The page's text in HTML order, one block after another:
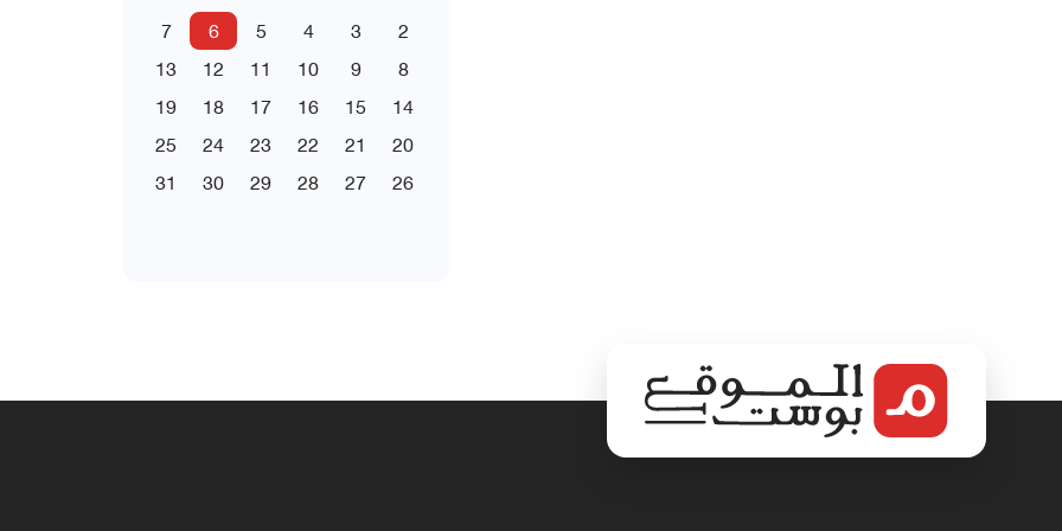
2
3
4
5
6
7
8
9
10
11
12
13
14
15
16
17
18
19
20
21
22
23
24
25
26
27
28
29
30
31